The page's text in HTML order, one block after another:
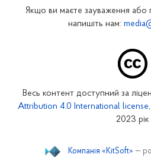
Якщо ви маєте зауваження або
напишіть нам:
Весь контент доступний за
Attribution 4.0 International license
2023 рік
Компанія «KitSoft» —